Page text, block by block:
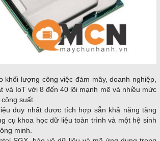
lượng công việc đám mây, doanh nghiệp,
và IoT với 8 đến 40 lõi mạnh mẽ và nhiều mức
suất.
duy nhất được tích hợp sẵn khả năng tăng
cụ khoa học dữ liệu toàn trình và một hệ sinh
minh.